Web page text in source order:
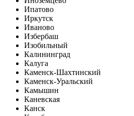
Ипатово
Иркутск
Иваново
Избербаш
Изобильный
Калининград
Калуга
Каменск-Шахтинский
Каменск-Уральский
Камышин
Каневская
Канск